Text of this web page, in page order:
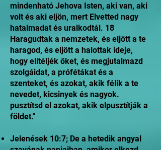
mindenható Jehova Isten, aki van, aki
volt és aki eljön, mert Elvetted nagy
hatalmadat és uralkodtál. 18
Haragudtak a nemzetek, és eljött a te
haragod, és eljött a halottak ideje,
hogy elítéljék őket, és megjutalmazd
szolgáidat, a prófétákat és a
szenteket, és azokat, akik félik a te
nevedet, kicsinyek és nagyok.
pusztítsd el azokat, akik elpusztítják a
földet."
Jelenések 10:7; De a hetedik angyal